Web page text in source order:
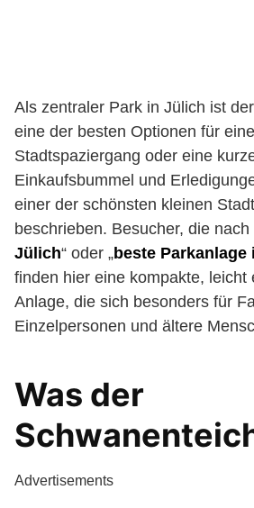
Als zentraler Park in Jülich ist
eine der besten Optionen für
Stadtspaziergang oder eine
Einkaufsbummel und
einer der schönsten kleinen
beschrieben. Besucher, die nach
Jülich“ oder „beste Parkanlage
finden hier eine kompakte, leicht
Anlage, die sich besonders für
Einzelpersonen und ältere
Was der
Advertisements